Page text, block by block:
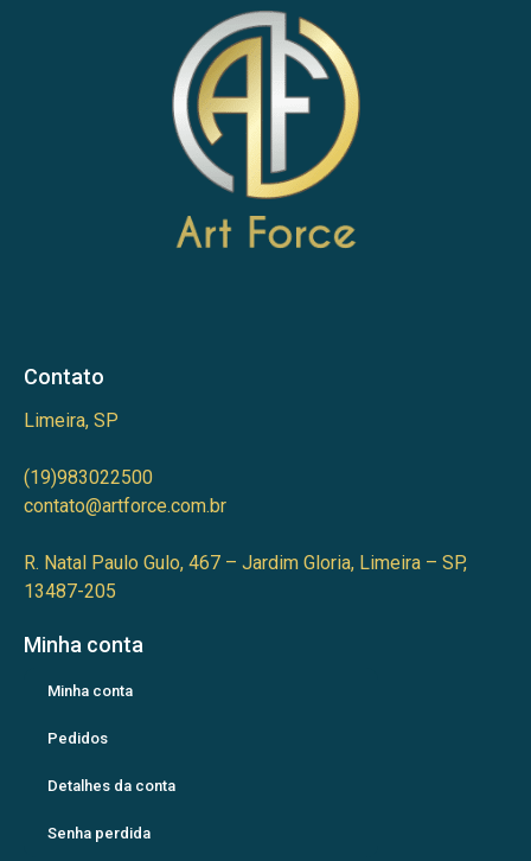
Contato
Limeira, SP
(19)983022500
contato@artforce.com.br
R. Natal Paulo Gulo, 467 – Jardim Gloria, Limeira – SP,
13487-205
Minha conta
Minha conta
Pedidos
Detalhes da conta
Senha perdida